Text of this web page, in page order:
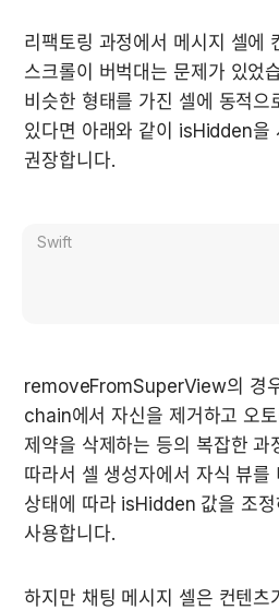
리팩토링 과정에서 메시지 셀에
스크롤이 버벅대는 문제가 있었
비슷한 형태를 가진 셀에 동적으
있다면 아래와 같이 isHidden을
권장합니다.
Swift
removeFromSuperView의 경
chain에서 자신을 제거하고 오
제약을 삭제하는 등의 복잡한 과
따라서 셀 생성자에서 자식 뷰를
상태에 따라 isHidden 값을 조
사용합니다.
하지만 채팅 메시지 셀은 컨텐츠